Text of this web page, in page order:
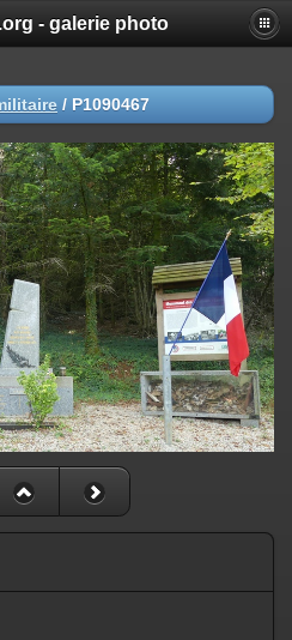
- galerie photo
/ P1090467